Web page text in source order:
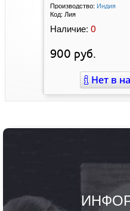
Производство: Индия
Код: Лия
Наличие: 0
900 руб.
Нет в